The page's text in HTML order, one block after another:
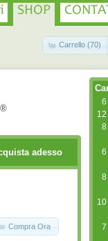
SHOP
Carrello (70)
adesso
Compra Ora
6
12
8
6
8
10
7